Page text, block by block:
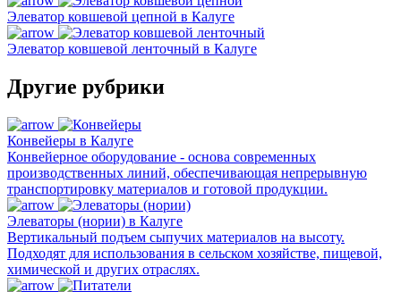
Элеватор ковшевой цепной в Калуге
Элеватор ковшевой ленточный в Калуге
Другие рубрики
Конвейеры в Калуге
Конвейерное оборудование - основа современных
производственных линий, обеспечивающая непрерывную
транспортировку материалов и готовой продукции.
Элеваторы (нории) в Калуге
Вертикальный подъем сыпучих материалов на высоту.
Подходят для использования в сельском хозяйстве, пищевой,
химической и других отраслях.